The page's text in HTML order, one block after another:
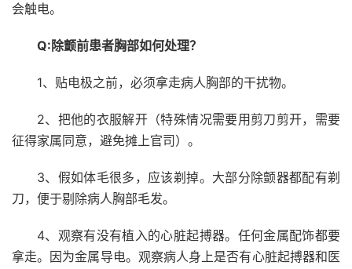
会触电。
Q:除颤前患者胸部如何处理？
1、贴电极之前，必须拿走病人胸部的干扰物。
2、把他的衣服解开（特殊情况需要用剪刀剪开，需要
征得家属同意，避免摊上官司）。
3、假如体毛很多，应该剃掉。大部分除颤器都配有剃
刀，便于剔除病人胸部毛发。
4、观察有没有植入的心脏起搏器。任何金属配饰都要
拿走。因为金属导电。观察病人身上是否有心脏起搏器和医